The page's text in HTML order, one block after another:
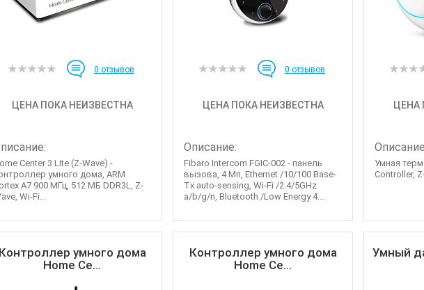
0 отзывов
ЦЕНА ПОКА НЕИЗВЕСТНА
Center 3 Lite (Z-Wave) -
умного дома, ARM
A7 900 МГц, 512 МБ DDR3L, Z-
Wi-Fi...
0 отзывов
ЦЕНА ПОКА НЕИЗВЕСТНА
Описание:
Fibaro Intercom FGIC-002 - панель
вызова, 4 Мп, Ethernet /10/100 Base-
Tx auto-sensing, Wi-Fi /2.4/5GHz
a/b/g/n, Bluetooth /Low Energy 4....
ЦЕНА
Умная
Controller,
умного дома
Home Ce...
Контроллер умного дома
Home Ce...
Умный